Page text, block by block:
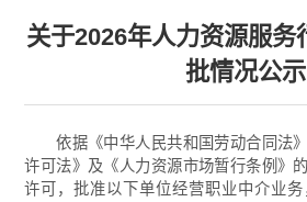
关于2026年人力资源服务
批情况公示
依据《中华人民共和国劳动合同法
许可法》及《人力资源市场暂行条例》
许可，批准以下单位经营职业中介业